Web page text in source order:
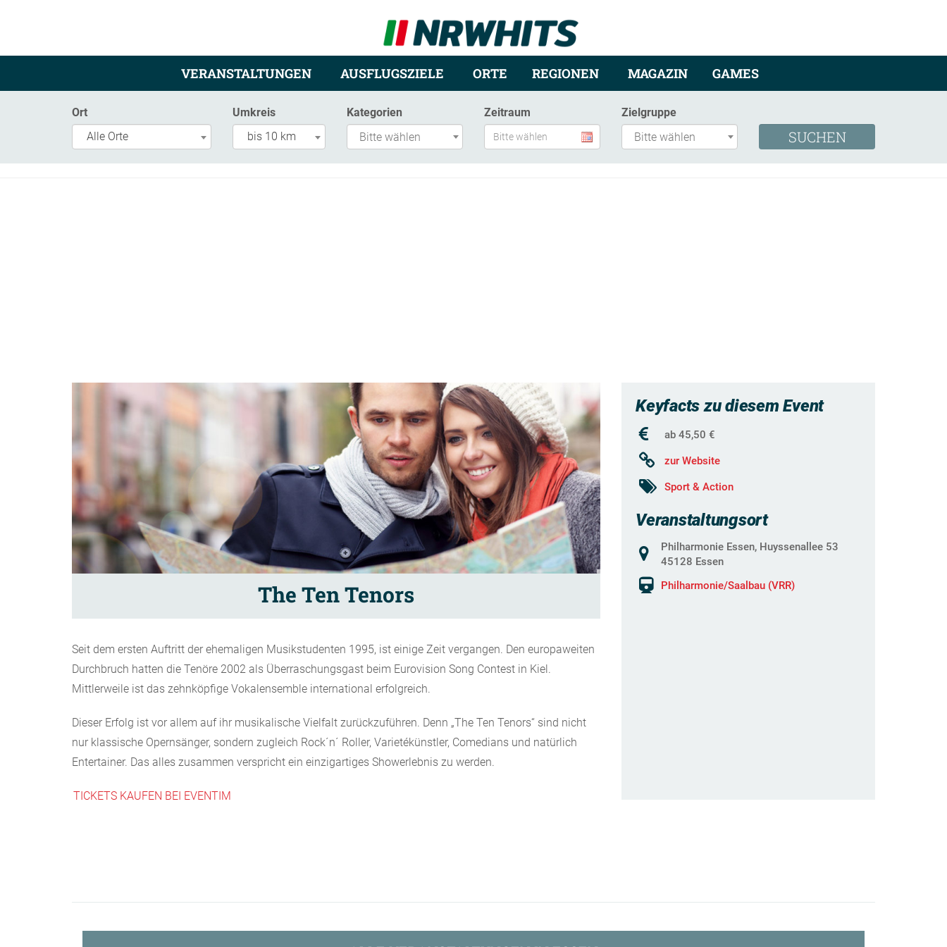
VERANSTALTUNGEN AUSFLUGSZIELE ORTE REGIONEN MAGAZIN GAMES
Ort
Alle Orte
Umkreis
bis 10 km
Kategorien Zeitraum Zielgruppe
The Ten Tenors
Seit dem ersten Auftritt der ehemaligen Musikstudenten 1995, ist einige Zeit vergangen. Den europaweiten
Durchbruch hatten die Tenöre 2002 als Überraschungsgast beim Eurovision Song Contest in Kiel.
Mittlerweile ist das zehnköpfige Vokalensemble international erfolgreich.
Dieser Erfolg ist vor allem auf ihr musikalische Vielfalt zurückzuführen. Denn „The Ten Tenors“ sind nicht
nur klassische Opernsänger, sondern zugleich Rock´n´ Roller, Varietékünstler, Comedians und natürlich
Entertainer. Das alles zusammen verspricht ein einzigartiges Showerlebnis zu werden.
TICKETS KAUFEN BEI EVENTIM
Keyfacts zu diesem Event
ab 45,50 €
zur Website
Sport & Action
Veranstaltungsort
Philharmonie Essen, Huyssenallee 53
45128 Essen
Philharmonie/Saalbau (VRR)